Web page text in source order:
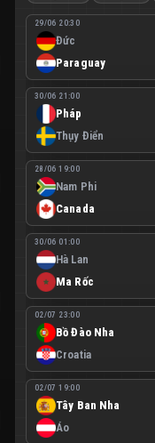
29/06 20:30
Đức
Paraguay
30/06 21:00
Pháp
Thụy Điển
28/06 19:00
Nam Phi
Canada
30/06 01:00
Hà Lan
Ma Rốc
02/07 23:00
Bồ Đào Nha
Croatia
02/07 19:00
Tây Ban Nha
Áo